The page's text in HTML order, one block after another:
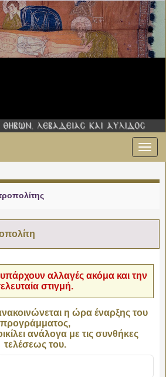
αλλαγές ακόμα και την
στιγμή.
η ώρα έναρξης του
προγράμματος,
ανάλογα με τις συνθήκες
τελέσεως του.